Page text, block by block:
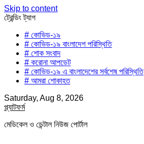
Skip to content
ট্রেন্ডিং ট্যাগ
# কোভিড-১৯
# কোভিড-১৯ বাংলাদেশ পরিস্থিতি
# শোক সংবাদ
# করোনা আপডেট
# কোভিড-১৯ এ বাংলাদেশের সর্বশেষ পরিস্থিতি
# আমরা শোকাহত
Saturday, Aug 8, 2026
প্ল্যাটফর্ম
মেডিকেল ও ডেন্টাল নিউজ পোর্টাল